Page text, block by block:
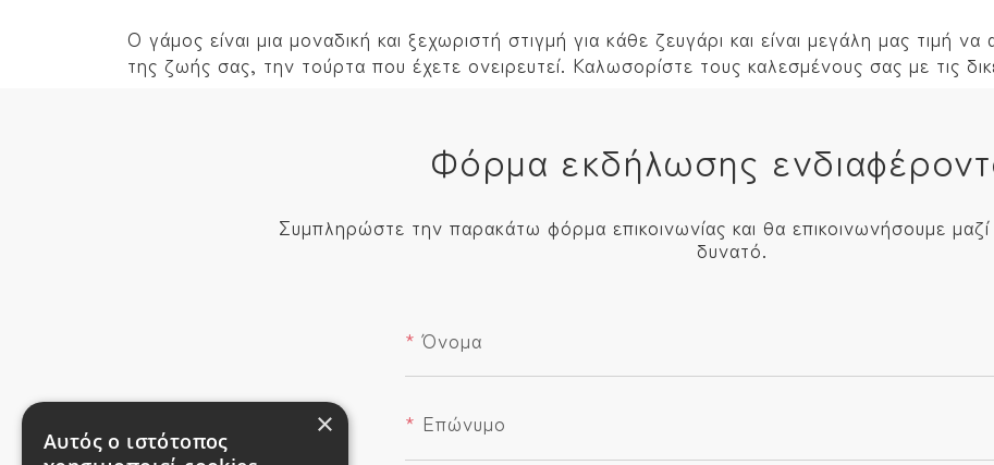
Ο γάμος είναι μια μοναδική και ξεχωριστή στιγμή για κάθε ζευγάρι και είναι μεγάλη μας τιμή
της ζωής σας, την τούρτα που έχετε ονειρευτεί. Καλωσορίστε τους καλεσμένους σας με τις
Φόρμα εκδήλωσης
Συμπληρώστε την παρακάτω φόρμα επικοινωνίας και θα επικοινωνήσουμε
δυνατό.
* Όνομα
* Επώνυμο
×
Αυτός ο ιστότοπος